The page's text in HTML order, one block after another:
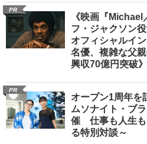
PR
《映画『
フ・ジャクソン
オフィシャルイ
名優、複雑な父
興収70億円突破》
PR
オープン1周年を
ムソナイト・ブ
催 仕事も人生も
る特別対談～